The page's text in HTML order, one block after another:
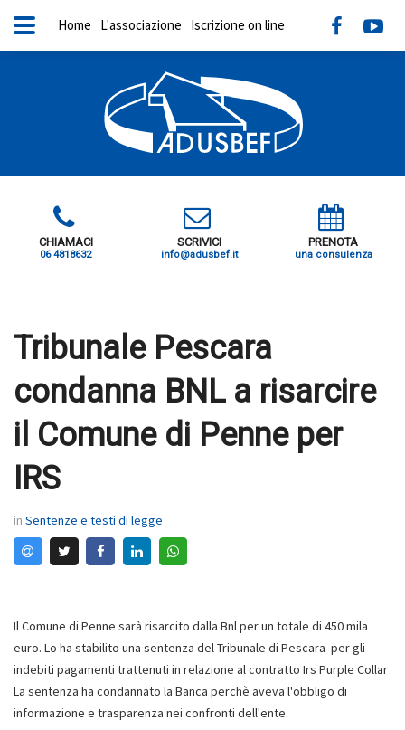
CHIAMACI
06 4818632
SCRIVICI
info@adusbef.it
PRENOTA
una consulenza
Home L'associazione Iscrizione on line
Tribunale Pescara
condanna BNL a risarcire
il Comune di Penne per
IRS
in Sentenze e testi di legge
Il Comune di Penne sarà risarcito dalla Bnl per un totale di 450 mila
euro. Lo ha stabilito una sentenza del Tribunale di Pescara per gli
indebiti pagamenti trattenuti in relazione al contratto Irs Purple Collar
La sentenza ha condannato la Banca perchè aveva l'obbligo di
informazione e trasparenza nei confronti dell'ente.